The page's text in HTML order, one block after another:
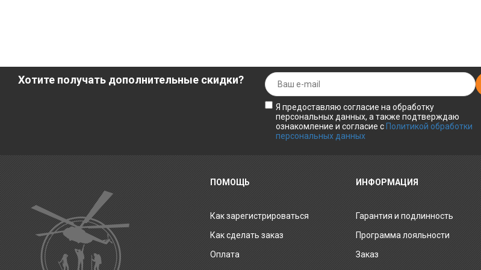
Хотите получать дополнительные скидки?
Я предоставляю согласие на обработку
персональных данных, а также подтверждаю
ознакомление и согласие с Политикой обработки
персональных данных
ПОМОЩЬ
Как зарегистрироваться
Как сделать заказ
Оплата
ИНФОРМАЦИЯ
Гарантия и подлинность
Программа лояльности
Заказ